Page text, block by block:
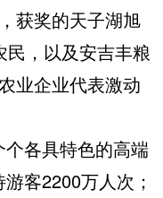
获奖的天子湖旭
，以及安吉丰粮
业企业代表激动
各具特色的高端
客2200万人次；